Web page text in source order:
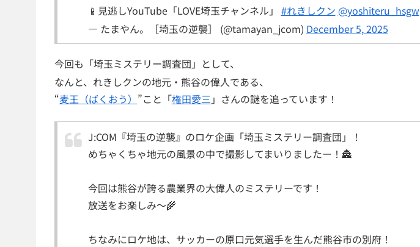
📱見逃しYouTube「LOVE埼玉チャンネル」 #れきしクン @yoshiteru_hsgw
— たまやん。［埼玉の逆襲］ (@tamayan_jcom) December 5, 2025
今回も「埼玉ミステリー調査団」として、
なんと、れきしクンの地元・熊谷の偉人である、
“麦王（ばくおう） ”こと「権田愛三 」さんの謎を追っています！
J:COM『埼玉の逆襲』のロケ企画「埼玉ミステリー調査団」！
めちゃくちゃ地元の風景の中で撮影してまいりましたー！🏯
今回は熊谷が誇る農業界の大偉人のミステリーです！
放送をお楽しみ〜🌾
ちなみにロケ地は、サッカーの原口元気選手を生んだ熊谷市の別府！